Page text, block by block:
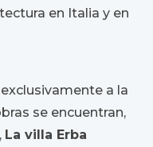
en Italia y en
a la
se encuentran,
, La villa Erba